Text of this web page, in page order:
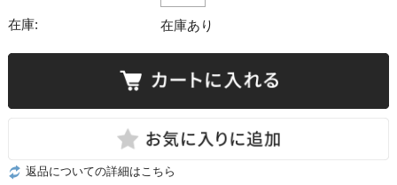
在庫: 在庫あり
返品についての詳細はこちら